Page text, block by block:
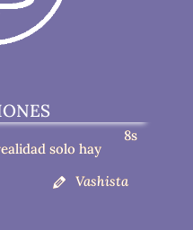
8s
solo hay
Vashista